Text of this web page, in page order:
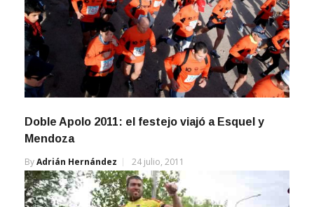
Doble Apolo 2011: el festejo viajó a Esquel y
Mendoza
ByAdrián Hernández 24 julio, 2011